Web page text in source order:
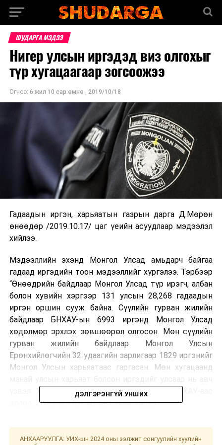
ШУДАРГА МЭДЭЭ
Нигер улсын иргэдэд виз олгохыг
түр хугацаагаар зогсоожээ
Огноо: 6 жил 10 сар.өмнө , 2019/10/18
Гадаадын иргэн, харьяатын газрын дарга Д.Мөрөн
өнөөдөр /2019.10.17/ цаг үеийн асуудлаар мэдээлэл
хийлээ.
Мэдээллийн эхэнд Монгол Улсад амьдарч байгаа
гадаад иргэдийн тоон мэдээллийг хүргэлээ. Тэрбээр
“Өнөөдрийн байдлаар Монгол Улсад түр ирэгч, албан
болон хувийн хэргээр 131 улсын 28,268 гадаадын
иргэн оршин сууж байна. Сүүлийн гурван жилийн
байдлаар БНХАУ-ын 6993 иргэнд Монгол Улсад
хөдөлмөр эрхлэх зөвшөөрөл олгосон. Мөн сүүлийн
гурван жилийн байдлаар Монгол Улсын
Ерөнхийлөгчийн 32 удаагийн зарлигаар 1829 иргэнийг
Монгол Улсын харьяатаас гаргасан. Мөн хугацаанд
үзвэл ХБНГУ-аас гурав, ОХУ-аас найм, БНХАУ-аас
долоо, БНЭУ-ын нэг иргэн байна” гэлээ.
Монгол Улсад 9929 иргэн хөдөлмөр нийгмийн
чиглэлээр оршин сууж байгаа бөгөөд үүнээс нийт
ДЭЛГЭРЭНГҮЙ УНШИХ
АНХААРУУЛГА: УИХ-ын 2024 оны ээлжит сонгуулийн хуулийн